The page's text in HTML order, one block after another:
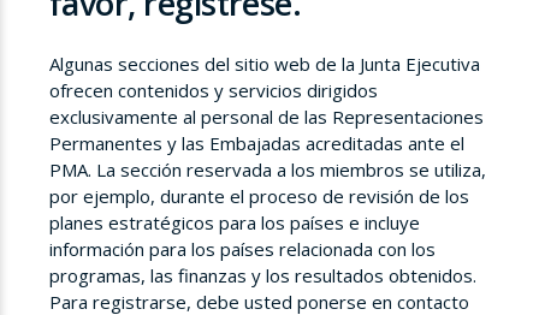
Algunas secciones del sitio web de la Junta Ejecutiva
ofrecen contenidos y servicios dirigidos
exclusivamente al personal de las Representaciones
Permanentes y las Embajadas acreditadas ante el
PMA. La sección reservada a los miembros se utiliza,
por ejemplo, durante el proceso de revisión de los
planes estratégicos para los países e incluye
información para los países relacionada con los
programas, las finanzas y los resultados obtenidos.
Para registrarse, debe usted ponerse en contacto